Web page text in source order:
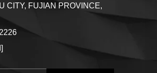
CITY, FUJIAN PROVINCE,